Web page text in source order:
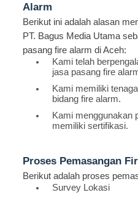
Alarm
Berikut ini adalah alasan
PT. Bagus Media Utama
pasang fire alarm di Aceh:
Kami telah
jasa pasang fire
Kami memiliki
bidang fire alarm.
Kami menggunakan
memiliki sertifikasi.
Proses Pemasangan
Berikut adalah proses
Survey Lokasi